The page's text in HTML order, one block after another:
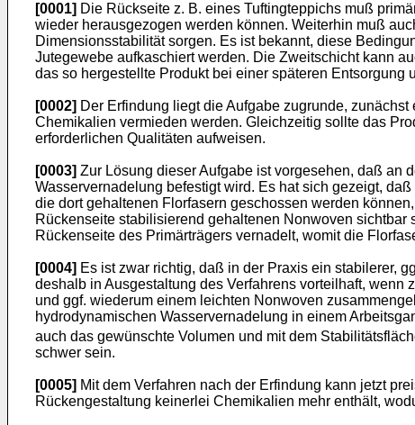
[0001] Die Rückseite z. B. eines Tuftingteppichs muß
wieder herausgezogen werden können. Weiterhin muß
Dimensionsstabilität sorgen. Es ist bekannt, diese
Jutegewebe aufkaschiert werden. Die Zweitschicht kann
das so hergestellte Produkt bei einer späteren Entsorgung
[0002] Der Erfindung liegt die Aufgabe zugrunde,
Chemikalien vermieden werden. Gleichzeitig sollte das
erforderlichen Qualitäten aufweisen.
[0003] Zur Lösung dieser Aufgabe ist vorgesehen, daß an
Wasservernadelung befestigt wird. Es hat sich gezeigt,
die dort gehaltenen Florfasern geschossen werden
Rückenseite stabilisierend gehaltenen Nonwoven
Rückenseite des Primärträgers vernadelt, womit die
[0004] Es ist zwar richtig, daß in der Praxis ein stabilerer,
deshalb in Ausgestaltung des Verfahrens vorteilhaft,
und ggf. wiederum einem leichten Nonwoven
hydrodynamischen Wasservernadelung in einem
auch das gewünschte Volumen und mit dem
schwer sein.
[0005] Mit dem Verfahren nach der Erfindung kann jetzt
Rückengestaltung keinerlei Chemikalien mehr enthält,